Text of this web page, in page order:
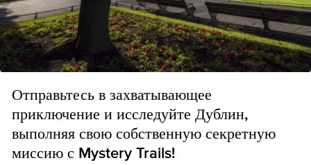
Отправьтесь в захватывающее
приключение и исследуйте Дублин,
выполняя свою собственную секретную
миссию с Mystery Trails!